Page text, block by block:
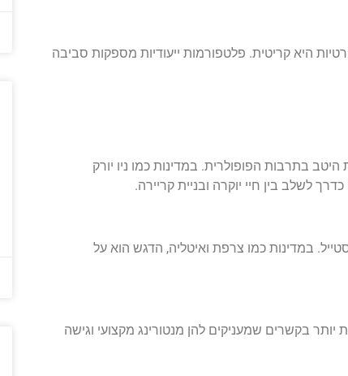
היא קריטית. פלטפורמות ייעודיות מספקות סביבה
בתרבות הפופולרית. במדינות כמו ניו יורק
לשלב בין חיי יוקרה ובניית קריירה.
במדינות כמו צרפת ואיטליה, הדגש הוא על
יותר בקשרים שמעניקים להן מנטורינג מקצועי וגישה